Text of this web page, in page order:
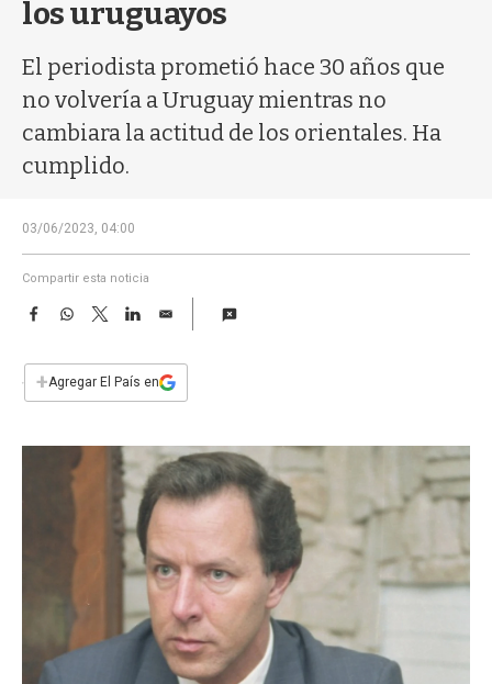
los uruguayos
El periodista prometió hace 30 años que
no volvería a Uruguay mientras no
cambiara la actitud de los orientales. Ha
cumplido.
03/06/2023, 04:00
Compartir esta noticia
F
e
b
W
s
p
T
w
t
L
n
E
i
l
+Agregar El País en